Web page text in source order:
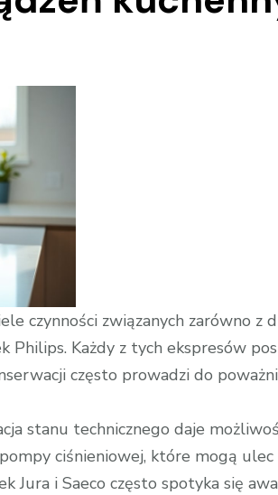
czynności związanych zarówno z
Philips. Każdy z tych ekspresów
często prowadzi do
stanu technicznego daje
ciśnieniowej, które mogą
Jura i Saeco często spotyka się